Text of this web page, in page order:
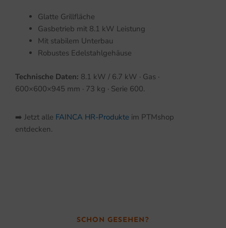
Glatte Grillfläche
Gasbetrieb mit 8.1 kW Leistung
Mit stabilem Unterbau
Robustes Edelstahlgehäuse
Technische Daten: 8.1 kW / 6.7 kW · Gas ·
600×600×945 mm · 73 kg · Serie 600.
➡️ Jetzt alle FAINCA HR-Produkte im PTMshop
entdecken.
SCHON GESEHEN?